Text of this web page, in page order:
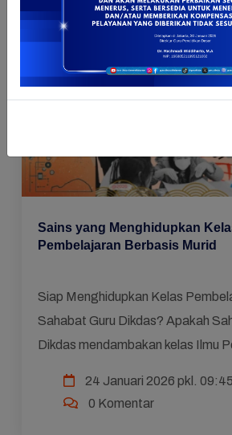
Mendalam,Literasi dan
Sains yang Menghidupkan
Pembelajaran Berbasis Murid
Siap Menghidupkan Kelas
Sahabat Guru Dikdas? Apakah
Dikdas mendambakan kelas Ilmu
24 Januari 2026 pkl. 09:45
0 Komentar